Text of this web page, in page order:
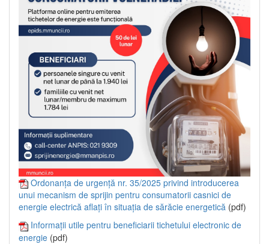
Ordonanța de urgență nr. 35/2025 privind introducerea
unui mecanism de sprijin pentru consumatorii casnici de
energie electrică aflați în situația de sărăcie energetică (pdf)
Informații utile pentru beneficiarii tichetului electronic de
energie (pdf)